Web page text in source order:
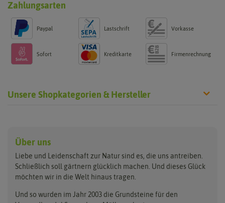
Zahlungsarten
Paypal Lastschrift Vorkasse
Sofort Kreditkarte Firmenrechnung
Unsere Shopkategorien & Hersteller
Anzuchtschalen
Beleuchtung
Folien, Vliese und Netze
Keimsprossen
Saatgut für Werbezwecke
Samen-Sets
Benary
Buzzy Seeds
Clever Pots
Dürr-Samen
FLORTUS
Greenline
Grüne Oase
Über uns
Liebe und Leidenschaft zur Natur sind es, die uns antreiben.
Schließlich soll gärtnern glücklich machen. Und dieses Glück
möchten wir in die Welt hinaus tragen.
Und so wurden im Jahr 2003 die Grundsteine für den